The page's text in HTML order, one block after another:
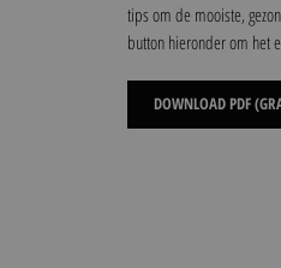
tips om de mooiste,
button hieronder om het
DOWNLOAD PDF